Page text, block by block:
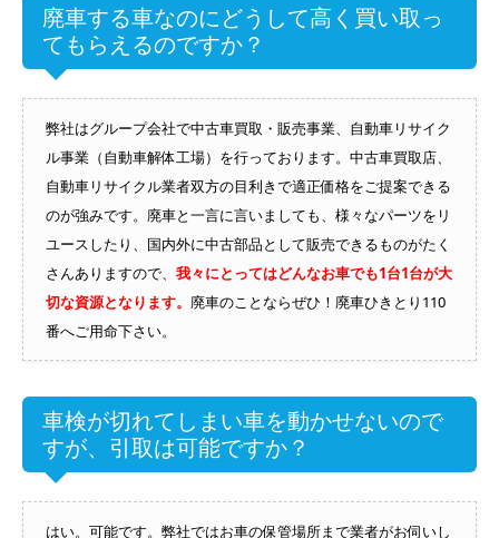
廃車する車なのにどうして高く買い取っ
てもらえるのですか？
弊社はグループ会社で中古車買取・販売事業、自動車リサイク
ル事業（自動車解体工場）を行っております。中古車買取店、
自動車リサイクル業者双方の目利きで適正価格をご提案できる
のが強みです。廃車と一言に言いましても、様々なパーツをリ
ユースしたり、国内外に中古部品として販売できるものがたく
さんありますので、 我々にとってはどんなお車でも1台1台が大
切な資源となります。 廃車のことならぜひ！廃車ひきとり110
番へご用命下さい。
車検が切れてしまい車を動かせないので
すが、引取は可能ですか？
はい。可能です。弊社ではお車の保管場所まで業者がお伺いし